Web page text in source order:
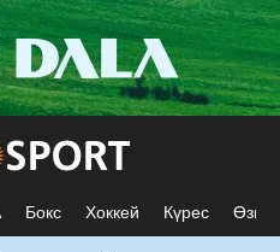
Бокс Хоккей Күрес Өзге